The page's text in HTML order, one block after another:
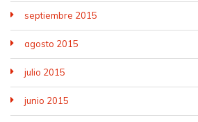
septiembre 2015
agosto 2015
julio 2015
junio 2015